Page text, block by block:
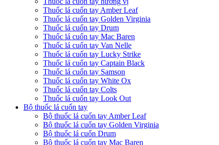
Thuốc lá cuốn tay Amber Leaf
Thuốc lá cuốn tay Golden Virginia
Thuốc lá cuốn tay Drum
Thuốc lá cuốn tay Mac Baren
Thuốc lá cuốn tay Van Nelle
Thuốc lá cuốn tay Lucky Strike
Thuốc lá cuốn tay Captain Black
Thuốc lá cuốn tay Samson
Thuốc lá cuốn tay White Ox
Thuốc lá cuốn tay Colts
Thuốc lá cuốn tay Look Out
Bộ thuốc lá cuốn tay
Bộ thuốc lá cuốn tay Amber Leaf
Bộ thuốc lá cuốn tay Golden Virginia
Bộ thuốc lá cuốn Drum
Bộ thuốc lá cuốn tay Mac Baren